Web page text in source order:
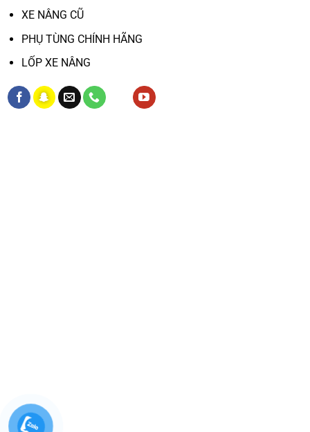
XE NÂNG CŨ
PHỤ TÙNG CHÍNH HÃNG
LỐP XE NÂNG